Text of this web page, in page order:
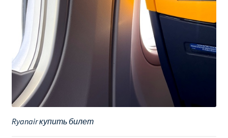
Ryanair купить билет